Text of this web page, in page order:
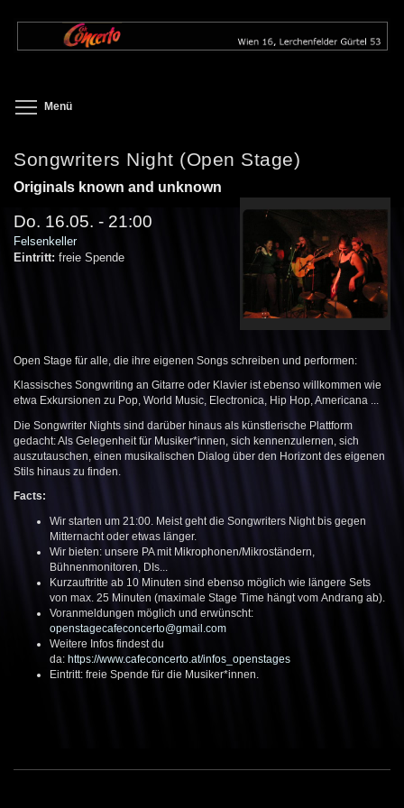
zum
Menü
Songwriters Night (Open Stage)
Originals known and unknown
Do. 16.05. - 21:00
Felsenkeller
Eintritt: freie Spende
Open Stage für alle, die ihre eigenen Songs schreiben und performen:
Klassisches Songwriting an Gitarre oder Klavier ist ebenso willkommen wie
etwa Exkursionen zu Pop, World Music, Electronica, Hip Hop, Americana ...
Die Songwriter Nights sind darüber hinaus als künstlerische Plattform
gedacht: Als Gelegenheit für Musiker*innen, sich kennenzulernen, sich
auszutauschen, einen musikalischen Dialog über den Horizont des eigenen
Stils hinaus zu finden.
Facts:
Wir starten um 21:00. Meist geht die Songwriters Night bis gegen
Mitternacht oder etwas länger.
Wir bieten: unsere PA mit Mikrophonen/Mikroständern,
Bühnenmonitoren, DIs...
Kurzauftritte ab 10 Minuten sind ebenso möglich wie längere Sets
von max. 25 Minuten (maximale Stage Time hängt vom Andrang ab).
Voranmeldungen möglich und erwünscht:
openstagecafeconcerto@gmail.com
Weitere Infos findest du
da: https://www.cafeconcerto.at/infos_openstages
Eintritt: freie Spende für die Musiker*innen.